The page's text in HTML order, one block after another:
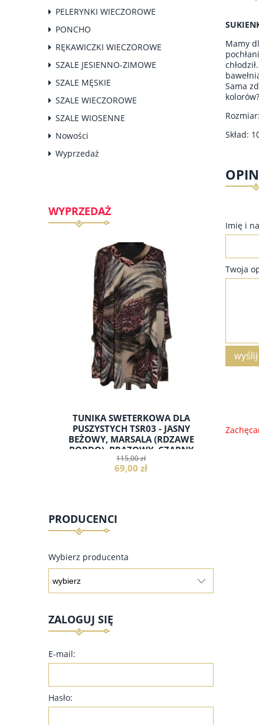
PELERYNKI WIECZOROWE
PONCHO
RĘKAWICZKI WIECZOROWE
SZALE JESIENNO-ZIMOWE
SZALE MĘSKIE
SZALE WIECZOROWE
SZALE WIOSENNE
Nowości
Wyprzedaż
WYPRZEDAŻ
TUNIKA SWETERKOWA DLA
PUSZYSTYCH TSR03 - JASNY
BEŻOWY, MARSALA (RDZAWE
BORDO), BRĄZOWY, CZARNY
115,00 zł
69,00 zł
PRODUCENCI
Wybierz producenta
ZALOGUJ SIĘ
E-mail:
Hasło:
Mamy
Sama
Skład:
Imię i
Twoja
wyślij